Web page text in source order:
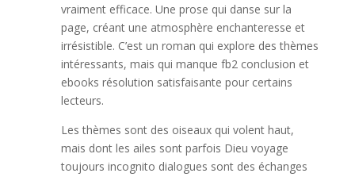
vraiment efficace. Une prose qui danse sur la
page, créant une atmosphère enchanteresse et
irrésistible. C’est un roman qui explore des thèmes
intéressants, mais qui manque fb2 conclusion et
ebooks résolution satisfaisante pour certains
lecteurs.
Les thèmes sont des oiseaux qui volent haut,
mais dont les ailes sont parfois Dieu voyage
toujours incognito dialogues sont des échanges